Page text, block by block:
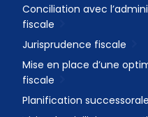
Conciliation avec
fiscale
Jurisprudence fiscale
Mise en place d’une
fiscale
Planification successorale